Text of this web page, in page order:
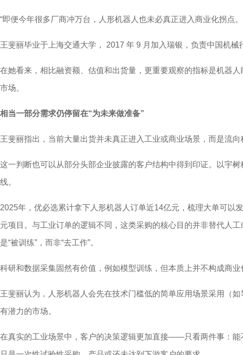
“即便今年很多厂商冲万台，人形机器人也未必真正进入商业化拐点
王斐丽毕业于上海交通大学， 2017 年 9 月加入瑞银，负责中国机
在她看来，相比融资额、估值和出货量，更重要观察的指标是机器
市场。
相当一部分需求仍停留在“为未来做准备”
王斐丽指出，当前大量出货并未真正进入工业或商业场景，而是流
这一判断也可以从部分头部企业披露的客户结构中得到印证。以宇
线。
2025年，优必选累计拿下人形机器人订单近14亿元，梳理大单可以
元项目。与工业订单的逻辑不同，这类采购的核心目的并非替代人
是“被训练”，而非“去工作”。
科研和数据采集固然有价值，例如模型训练，但本质上并不构成商
王斐丽认为，人形机器人会先在技术门槛低的简单应用场景采用（
有潜力的市场。
在真实的工业场景中，客户的决策逻辑更加直接——只看两件事：能